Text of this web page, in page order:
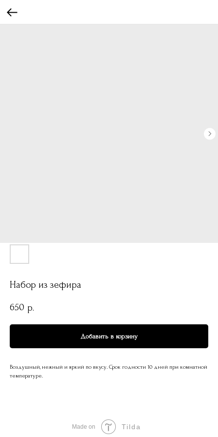
Набор из зефира
650 р.
Добавить в корзину
Воздушный, нежный и яркий по вкусу. Срок годности 10 дней при комнатной
температуре.
Made on Tilda